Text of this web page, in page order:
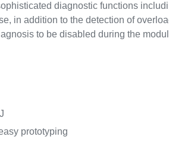
diagnostic functions
in addition to the detection of
to be disabled during the
prototyping